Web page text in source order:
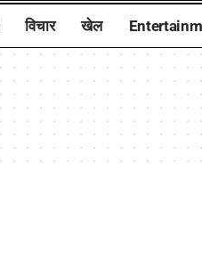
विचार खेल